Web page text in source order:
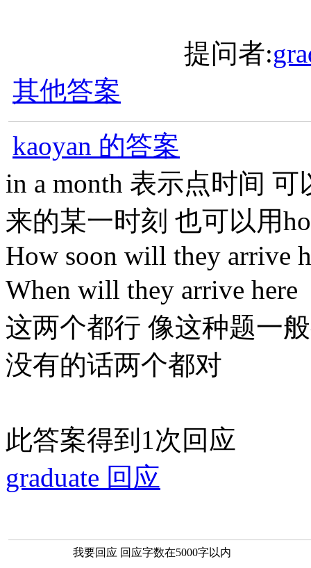
提问者:
其他答案
kaoyan 的答案
in a month 表示点时间
来的某一时刻 也可以用
How soon will they arrive
When will they arrive here
这两个都行 像这种题一
没有的话两个都对
此答案得到1次回应
graduate 回应
我要回应 回应字数在5000字以内